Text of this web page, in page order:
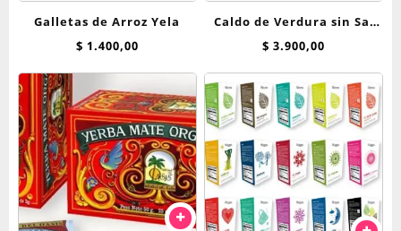
Galletas de Arroz Yela
$ 1.400,00
Caldo de Verdura sin Sal
Caldiet x 10 sobres
$ 3.900,00